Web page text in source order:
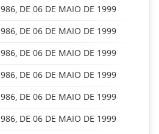
DE 06 DE MAIO DE 1999
DE 06 DE MAIO DE 1999
DE 06 DE MAIO DE 1999
DE 06 DE MAIO DE 1999
DE 06 DE MAIO DE 1999
DE 06 DE MAIO DE 1999